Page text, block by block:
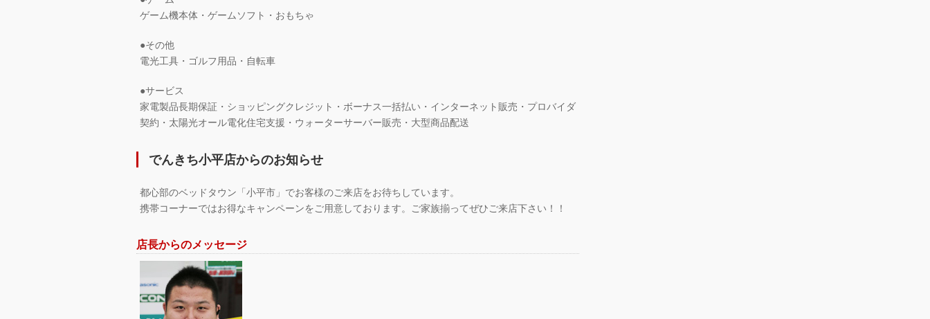
ゲーム機本体・ゲームソフト・おもちゃ
●その他
電光工具・ゴルフ用品・自転車
●サービス
家電製品長期保証・ショッピングクレジット・ボーナス一括払い・インターネット販売・プロバイダ
契約・太陽光オール電化住宅支援・ウォーターサーバー販売・大型商品配送
でんきち小平店からのお知らせ
都心部のベッドタウン「小平市」でお客様のご来店をお待ちしています。
携帯コーナーではお得なキャンペーンをご用意しております。ご家族揃ってぜひご来店下さい！！
店長からのメッセージ